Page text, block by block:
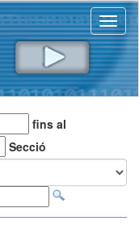
fins al
Secció